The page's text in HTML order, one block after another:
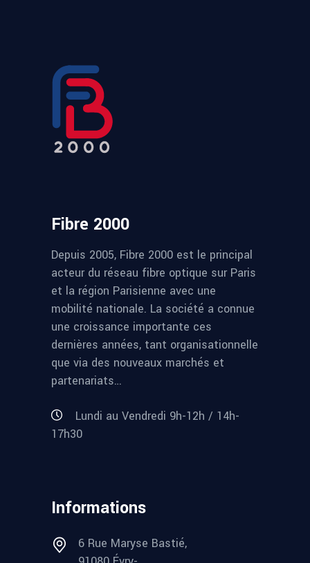
Fibre 2000
Depuis 2005, Fibre 2000 est le principal
acteur du réseau fibre optique sur Paris
et la région Parisienne avec une
mobilité nationale. La société a connue
une croissance importante ces
dernières années, tant organisationnelle
que via des nouveaux marchés et
partenariats…
Lundi au Vendredi 9h-12h / 14h-
17h30
Informations
6 Rue Maryse Bastié,